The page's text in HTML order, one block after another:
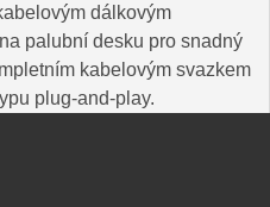
dálkovým
palubní desku pro snadný
kabelovým svazkem
plug-and-play.